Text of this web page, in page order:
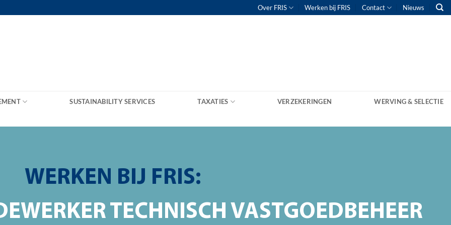
Over FRIS Werken bij FRIS Contact Nieuws
SUSTAINABILITY SERVICES TAXATIES VERZEKERINGEN WERVING & SELECTIE
WERKEN BIJ FRIS:
TECHNISCH VASTGOEDBEHEER